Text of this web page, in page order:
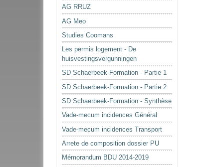
AG RRUZ
AG Meo
Studies Coomans
Les permis logement - De
huisvestingsvergunningen
SD Schaerbeek-Formation - Partie 1
SD Schaerbeek-Formation - Partie 2
SD Schaerbeek-Formation - Synthèse
Vade-mecum incidences Général
Vade-mecum incidences Transport
Arrete de composition dossier PU
Mémorandum BDU 2014-2019